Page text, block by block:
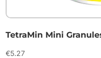
TetraMin Mini
€5.27